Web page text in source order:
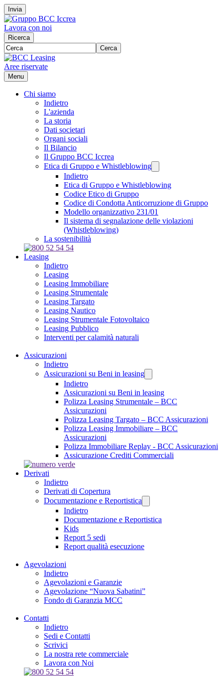
Invia
Lavora con noi
Ricerca
Cerca
Aree riservate
Menu
Chi siamo
Indietro
L'azienda
La storia
Dati societari
Organi sociali
Il Bilancio
Il Gruppo BCC Iccrea
Etica di Gruppo e Whistleblowing
Indietro
Etica di Gruppo e Whistleblowing
Codice Etico di Gruppo
Codice di Condotta Anticorruzione di Gruppo
Modello organizzativo 231/01
Il sistema di segnalazione delle violazioni
(Whistleblowing)
La sostenibilità
Leasing
Indietro
Leasing
Leasing Immobiliare
Leasing Strumentale
Leasing Targato
Leasing Nautico
Leasing Strumentale Fotovoltaico
Leasing Pubblico
Interventi per calamità naturali
Assicurazioni
Indietro
Assicurazioni su Beni in leasing
Indietro
Assicurazioni su Beni in leasing
Polizza Leasing Strumentale – BCC
Assicurazioni
Polizza Leasing Targato – BCC Assicurazioni
Polizza Leasing Immobiliare – BCC
Assicurazioni
Polizza Immobiliare Replay - BCC Assicurazioni
Assicurazione Crediti Commerciali
Derivati
Indietro
Derivati di Copertura
Documentazione e Reportistica
Indietro
Documentazione e Reportistica
Kids
Report 5 sedi
Report qualità esecuzione
Agevolazioni
Indietro
Agevolazioni e Garanzie
Agevolazione “Nuova Sabatini”
Fondo di Garanzia MCC
Contatti
Indietro
Sedi e Contatti
Scrivici
La nostra rete commerciale
Lavora con Noi